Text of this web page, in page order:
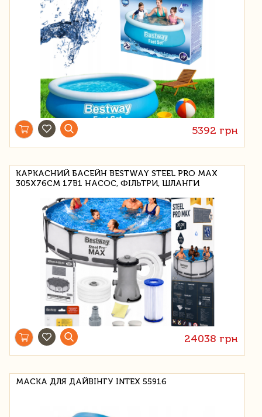
5392 грн
КАРКАСНИЙ БАСЕЙН BESTWAY STEEL PRO MAX
305Х76СМ 17В1 НАСОС, ФІЛЬТРИ, ШЛАНГИ
24038 грн
МАСКА ДЛЯ ДАЙВІНГУ INTEX 55916